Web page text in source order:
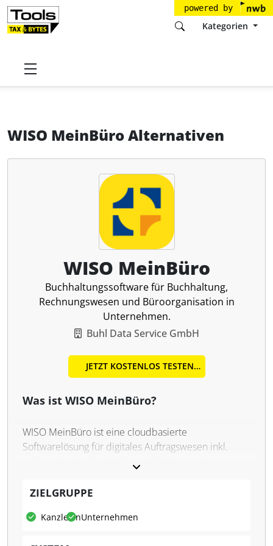
powered by
Kategorien
Startseite
WISO MeinBüro Alternativen
WISO MeinBüro
Buchhaltungssoftware für Buchhaltung,
Rechnungswesen und Büroorganisation in
Unternehmen.
Buhl Data Service GmbH
JETZT KOSTENLOS TESTEN
Was ist WISO MeinBüro?
WISO MeinBüro ist eine cloudbasierte
Softwarelösung für digitales Auftragswesen inkl.
ihre Büroprozesse digitalisieren und optimieren
ZIELGRUPPE
KanzleienUnternehmen